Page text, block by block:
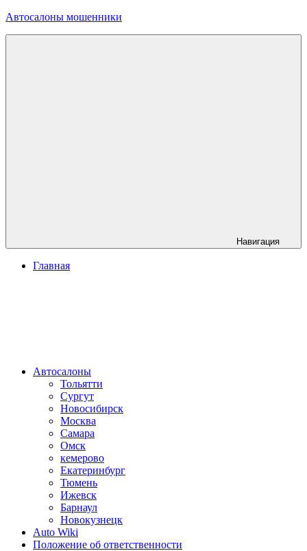
Перейти
Автосалоны мошенники
Навигация
Главная
Автосалоны
Тольятти
Сургут
Новосибирск
Москва
Самара
Омск
кемерово
Екатеринбург
Тюмень
Ижевск
Барнаул
Новокузнецк
Auto Wiki
Положение об ответственности